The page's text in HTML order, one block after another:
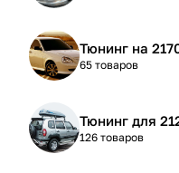
Тюнинг
65 товаров
126 товаров